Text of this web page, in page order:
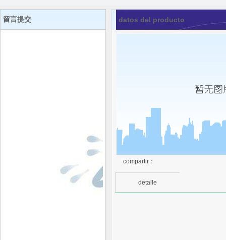
留言提交 datos del producto
compartir：
detalle